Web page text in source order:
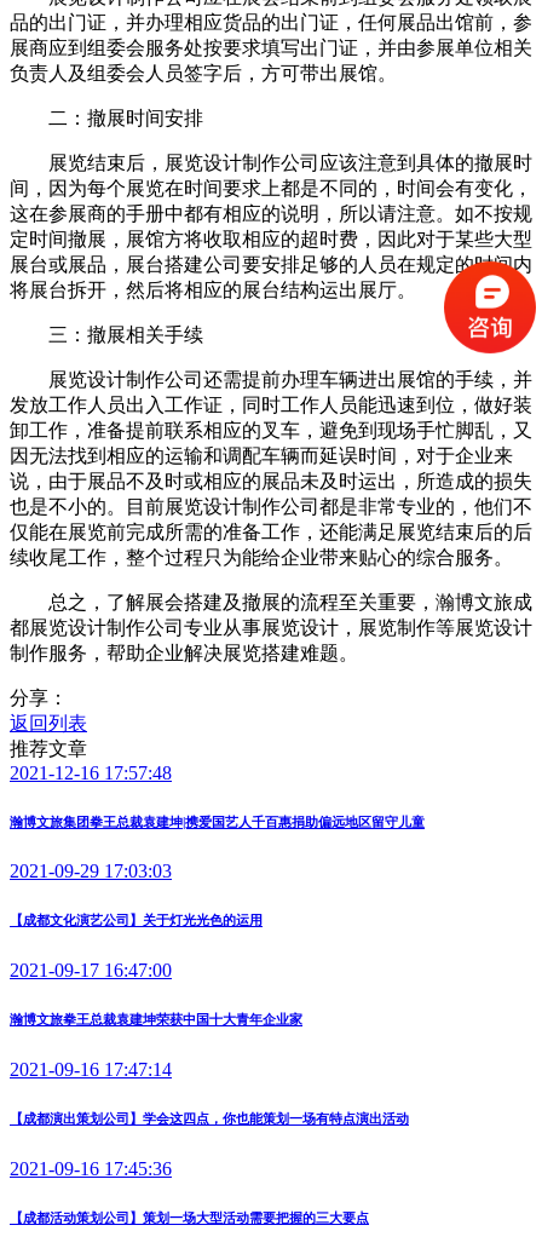
品的出门证，并办理相应货品的出门证，任何展品出馆前，参
展商应到组委会服务处按要求填写出门证，并由参展单位相关
负责人及组委会人员签字后，方可带出展馆。
二：撤展时间安排
展览结束后，展览设计制作公司应该注意到具体的撤展时
间，因为每个展览在时间要求上都是不同的，时间会有变化，
这在参展商的手册中都有相应的说明，所以请注意。如不按规
定时间撤展，展馆方将收取相应的超时费，因此对于某些大型
展台或展品，展台搭建公司要安排足够的人员在规定的时间内
将展台拆开，然后将相应的展台结构运出展厅。
三：撤展相关手续
展览设计制作公司还需提前办理车辆进出展馆的手续，并
发放工作人员出入工作证，同时工作人员能迅速到位，做好装
卸工作，准备提前联系相应的叉车，避免到现场手忙脚乱，又
因无法找到相应的运输和调配车辆而延误时间，对于企业来
说，由于展品不及时或相应的展品未及时运出，所造成的损失
也是不小的。目前展览设计制作公司都是非常专业的，他们不
仅能在展览前完成所需的准备工作，还能满足展览结束后的后
续收尾工作，整个过程只为能给企业带来贴心的综合服务。
总之，了解展会搭建及撤展的流程至关重要，瀚博文旅成
都展览设计制作公司专业从事展览设计，展览制作等展览设计
制作服务，帮助企业解决展览搭建难题。
分享：
返回列表
推荐文章
2021-12-16 17:57:48
瀚博文旅集团拳王总裁袁建坤|携爱国艺人千百惠捐助偏远地区留守儿童
2021-09-29 17:03:03
【成都文化演艺公司】关于灯光光色的运用
2021-09-17 16:47:00
瀚博文旅拳王总裁袁建坤荣获中国十大青年企业家
2021-09-16 17:47:14
【成都演出策划公司】学会这四点，你也能策划一场有特点演出活动
2021-09-16 17:45:36
【成都活动策划公司】策划一场大型活动需要把握的三大要点